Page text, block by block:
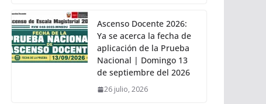
Ascenso Docente 2026:
Ya se acerca la fecha de
aplicación de la Prueba
Nacional | Domingo 13
de septiembre del 2026
26 julio, 2026